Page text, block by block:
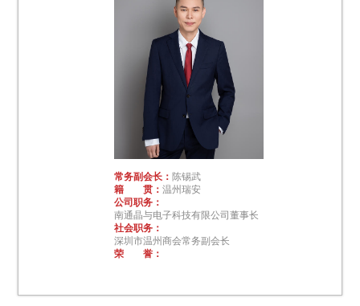
常务副会长： 陈锡武
籍 贯：温州瑞安
公司职务：
南通晶与电子科技有限公司董事长
社会职务：
深圳市温州商会常务副会长
荣 誉：